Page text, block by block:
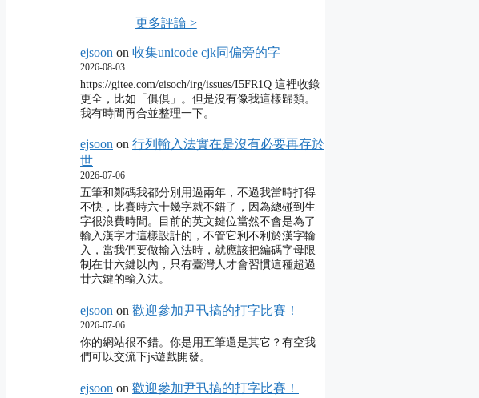
更多評論 >
ejsoon on 收集unicode cjk同偏旁的字
2026-08-03
https://gitee.com/eisoch/irg/issues/I5FR1Q 這裡收錄
更全，比如「俱倶」。但是沒有像我這樣歸類。
我有時間再合並整理一下。
ejsoon on 行列輸入法實在是沒有必要再存於
世
2026-07-06
五筆和鄭碼我都分別用過兩年，不過我當時打得
不快，比賽時六十幾字就不錯了，因為總碰到生
字很浪費時間。目前的英文鍵位當然不會是為了
輸入漢字才這樣設計的，不管它利不利於漢字輸
入，當我們要做輸入法時，就應該把編碼字母限
制在廿六鍵以內，只有臺灣人才會習慣這種超過
廿六鍵的輸入法。
ejsoon on 歡迎參加尹卂搞的打字比賽！
2026-07-06
你的網站很不錯。你是用五筆還是其它？有空我
們可以交流下js遊戲開發。
ejsoon on 歡迎參加尹卂搞的打字比賽！